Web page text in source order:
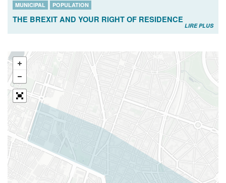
MUNICIPAL POPULATION
THE BREXIT AND YOUR RIGHT OF RESIDENCE
LIRE PLUS